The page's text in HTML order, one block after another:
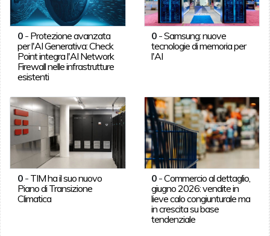
0- Protezione avanzata
per l'AI Generativa: Check
Point integra l'AI Network
Firewall nelle infrastrutture
esistenti
0 -Samsung: nuove
tecnologie di memoria per
l'AI
0- TIM ha il suo nuovo
Piano di Transizione
Climatica
0 -Commercio al dettaglio,
giugno 2026: vendite in
lieve calo congiunturale ma
in crescita su base
tendenziale